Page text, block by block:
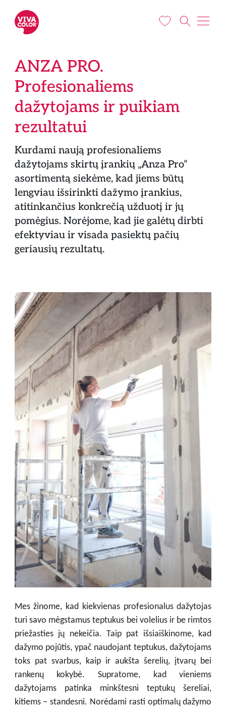
ANZA PRO.
Profesionaliems
dažytojams ir puikiam
rezultatui
Kurdami naują profesionaliems
dažytojams skirtų įrankių „Anza Pro“
asortimentą siekėme, kad jiems būtų
lengviau išsirinkti dažymo įrankius,
atitinkančius konkrečią užduotį ir jų
pomėgius. Norėjome, kad jie galėtų dirbti
efektyviau ir visada pasiektų pačių
geriausių rezultatų.
Mes žinome, kad kiekvienas profesionalus dažytojas
turi savo mėgstamus teptukus bei volelius ir be rimtos
priežasties jų nekeičia. Taip pat išsiaiškinome, kad
dažymo pojūtis, ypač naudojant teptukus, dažytojams
toks pat svarbus, kaip ir aukšta šerelių, įtvarų bei
rankenų kokybė. Supratome, kad vieniems
dažytojams patinka minkštesni teptukų šereliai,
kitiems – standesni. Norėdami rasti optimalų dažymo